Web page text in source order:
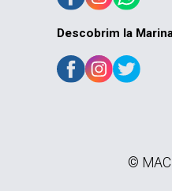
Descobrim la
©